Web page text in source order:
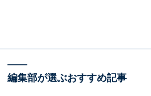
編集部が選ぶおすすめ記事